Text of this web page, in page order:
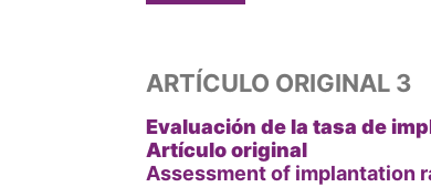
ARTÍCULO ORIGINAL 3
Evaluación de la tasa de
Artículo original
Assessment of implantation